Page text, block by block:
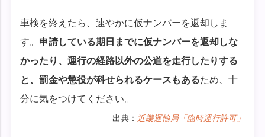
車検を終えたら、速やかに仮ナンバーを返却しま
す。 申請している期日までに仮ナンバーを返却しな
かったり、運行の経路以外の公道を走行したりする
と、罰金や懲役が科せられるケースもあるため、十
分に気をつけてください。
出典： 近畿運輸局「臨時運行許可」